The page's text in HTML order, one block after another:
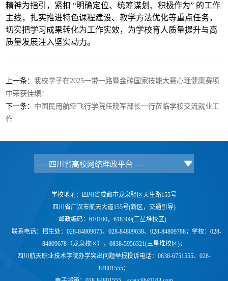
精神为指引，紧扣 “明确定位、统筹谋划、积极作为” 的工作
主线，扎实推进特色课程建设、教学方法优化等重点任务，
切实把学习成果转化为工作实效，为学校育人质量提升与高
质量发展注入坚实动力。
上一条：我校学子在2025一带一路暨金砖国家技能大赛心理健康赛项
中荣获佳绩！
下一条： 中国民用航空飞行学院任晓军部长一行莅临学校交流就业工
作
学校地址：四川省成都市龙泉驿区天生路155号
四川省广汉市航天大道155号(新区，交通引导)
邮政编码：610100，618300(三星堆校区)
联系电话： 招生处：028-84809675、028-84809638、028-84809788；学校： 028-
84809678（龙泉校区），0838-5956321(三星堆校区)；
四川航天职业技术学院办学突出问题举报投诉电话：0838-6751555、028-
84801555；